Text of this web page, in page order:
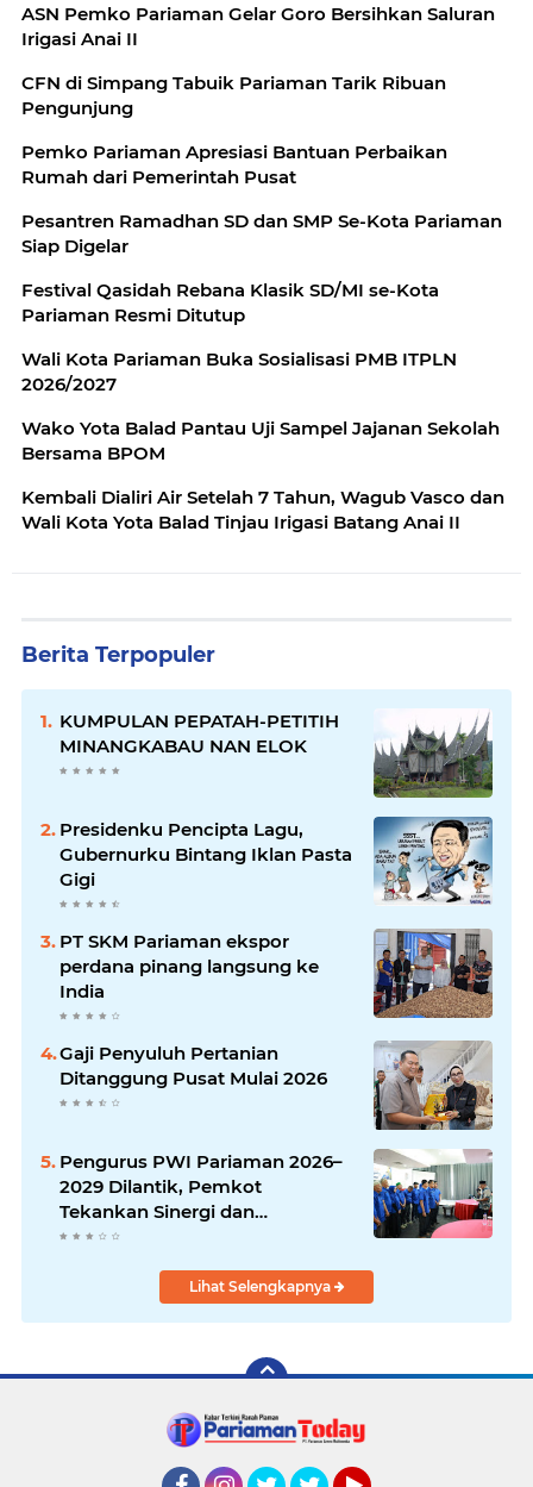
ASN Pemko Pariaman Gelar Goro Bersihkan Saluran
Irigasi Anai II
CFN di Simpang Tabuik Pariaman Tarik Ribuan
Pengunjung
Pemko Pariaman Apresiasi Bantuan Perbaikan
Rumah dari Pemerintah Pusat
Pesantren Ramadhan SD dan SMP Se-Kota Pariaman
Siap Digelar
Festival Qasidah Rebana Klasik SD/MI se-Kota
Pariaman Resmi Ditutup
Wali Kota Pariaman Buka Sosialisasi PMB ITPLN
2026/2027
Wako Yota Balad Pantau Uji Sampel Jajanan Sekolah
Bersama BPOM
Kembali Dialiri Air Setelah 7 Tahun, Wagub Vasco dan
Wali Kota Yota Balad Tinjau Irigasi Batang Anai II
Berita Terpopuler
KUMPULAN PEPATAH-PETITIH
MINANGKABAU NAN ELOK
Presidenku Pencipta Lagu,
Gubernurku Bintang Iklan Pasta
Gigi
PT SKM Pariaman ekspor
perdana pinang langsung ke
India
Gaji Penyuluh Pertanian
Ditanggung Pusat Mulai 2026
Pengurus PWI Pariaman 2026–
2029 Dilantik, Pemkot
Tekankan Sinergi dan
Profesionalisme Pers
Lihat Selengkapnya